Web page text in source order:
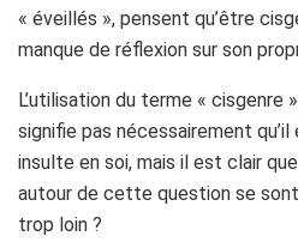
« éveillés », pensent qu’être
manque de réflexion sur son
L’utilisation du terme « cisgenre
signifie pas nécessairement
insulte en soi, mais il est clair
autour de cette question se
trop loin ?